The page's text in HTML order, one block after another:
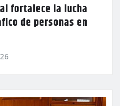
fortalece la lucha
de personas en